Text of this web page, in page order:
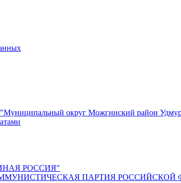
округ Можгинский район
РОССИЯ"
"КОММУНИСТИЧЕСКАЯ ПАРТИЯ